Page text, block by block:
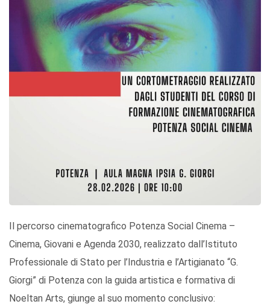
Il percorso cinematografico Potenza Social Cinema –
Cinema, Giovani e Agenda 2030, realizzato dall’Istituto
Professionale di Stato per l’Industria e l’Artigianato “G.
Giorgi” di Potenza con la guida artistica e formativa di
Noeltan Arts, giunge al suo momento conclusivo: